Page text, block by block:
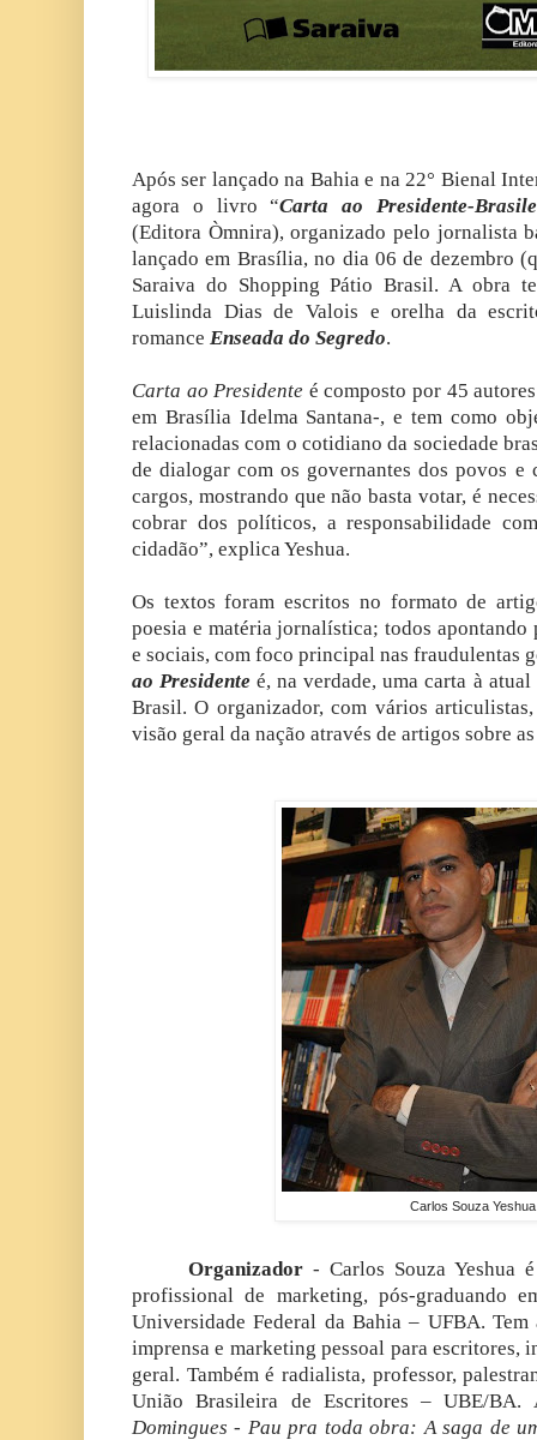
Após ser lançado na Bahia e na 22° Bienal
agora o livro “Carta ao Presidente-
(Editora Òmnira), organizado pelo jornalista
lançado em Brasília, no dia 06 de dezembro
Saraiva do Shopping Pátio Brasil. A obra
Luislinda Dias de Valois e orelha da
romance Enseada do Segredo.
Carta ao Presidente é composto por 45
em Brasília Idelma Santana-, e tem como
relacionadas com o cotidiano da sociedade
de dialogar com os governantes dos povos e
cargos, mostrando que não basta votar, é
cobrar dos políticos, a responsabilidade
cidadão”, explica Yeshua.
Os textos foram escritos no formato de
poesia e matéria jornalística; todos
e sociais, com foco principal nas fraudulentas
ao Presidente é, na verdade, uma carta à
Brasil. O organizador, com vários
visão geral da nação através de artigos sobre
Carlos Souza Yeshua
Organizador - Carlos Souza Yeshua
profissional de marketing, pós-graduando
Universidade Federal da Bahia – UFBA. Tem
imprensa e marketing pessoal para escritores,
geral. Também é radialista, professor,
União Brasileira de Escritores – UBE/BA.
Domingues - Pau pra toda obra: A saga de